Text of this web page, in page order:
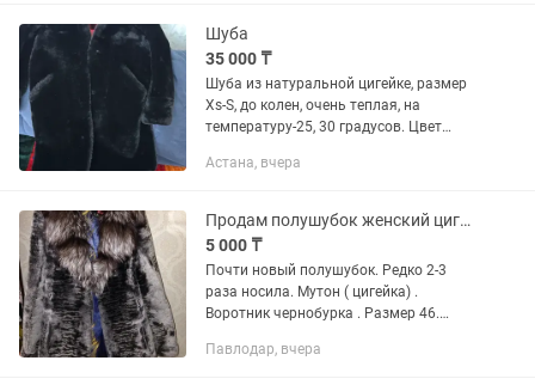
Шуба
35 000 ₸
Шуба из натуральной цигейке, размер
Xs-S, до колен, очень теплая, на
температуру-25, 30 градусов. Цвет
маленькая
Астана, вчера
Продам полушубок женский цигейка
5 000 ₸
Почти новый полушубок. Редко 2-3
раза носила. Мутон ( цигейка) .
Воротник чернобурка . Размер 46.
то другое . Сделать коврик и тд
Павлодар, вчера